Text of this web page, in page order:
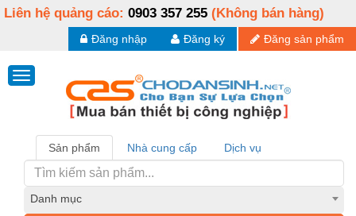
Liên hệ quảng cáo: 0903 357 255 (Không bán hàng)
Đăng sản phẩm
Đăng ký
Đăng nhập
Sản phẩm Nhà cung cấp Dịch vụ
Danh mục